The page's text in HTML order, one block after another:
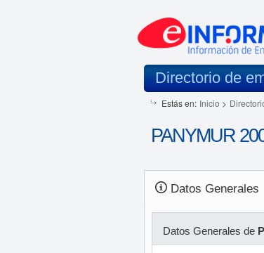
Directorio de
Estás en: Inicio >
PANYMUR
Datos Generales
Datos Generales de